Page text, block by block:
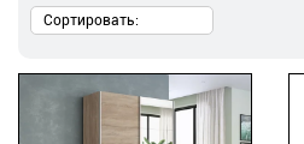
Сортировать: